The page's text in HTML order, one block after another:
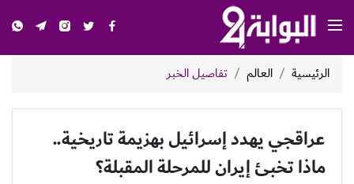
الرئيسية العالم تفاصيل الخبر
عراقجي يهدد إسرائيل بهزيمة تاريخية..
ماذا تخبئ إيران للمرحلة المقبلة؟